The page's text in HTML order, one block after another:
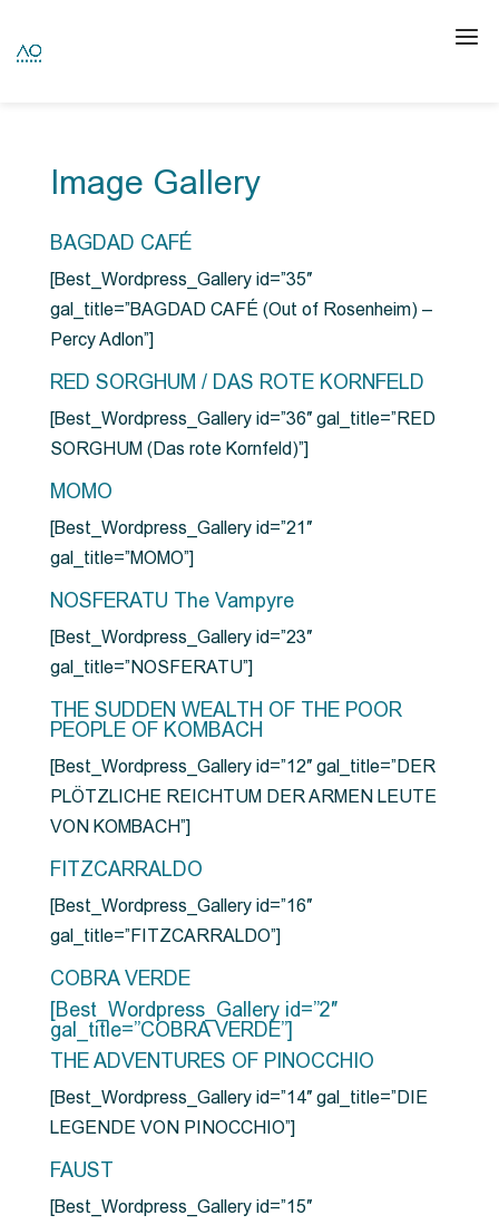
Image Gallery
BAGDAD CAFÉ
[Best_Wordpress_Gallery id=”35″
gal_title=”BAGDAD CAFÉ (Out of Rosenheim) –
Percy Adlon”]
RED SORGHUM / DAS ROTE KORNFELD
[Best_Wordpress_Gallery id=”36″ gal_title=”RED
SORGHUM (Das rote Kornfeld)”]
MOMO
[Best_Wordpress_Gallery id=”21″
gal_title=”MOMO”]
NOSFERATU The Vampyre
[Best_Wordpress_Gallery id=”23″
gal_title=”NOSFERATU”]
THE SUDDEN WEALTH OF THE POOR
PEOPLE OF KOMBACH
[Best_Wordpress_Gallery id=”12″ gal_title=”DER
PLÖTZLICHE REICHTUM DER ARMEN LEUTE
VON KOMBACH”]
FITZCARRALDO
[Best_Wordpress_Gallery id=”16″
gal_title=”FITZCARRALDO”]
COBRA VERDE
[Best_Wordpress_Gallery id=”2″
gal_title=”COBRA VERDE”]
THE ADVENTURES OF PINOCCHIO
[Best_Wordpress_Gallery id=”14″ gal_title=”DIE
LEGENDE VON PINOCCHIO”]
FAUST
[Best_Wordpress_Gallery id=”15″